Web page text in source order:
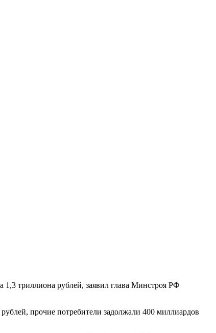
1,3 триллиона рублей, заявил глава Минстроя РФ
прочие потребители задолжали 400 миллиардов